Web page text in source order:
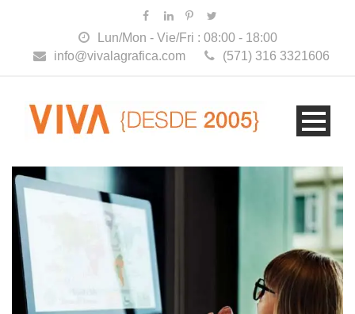
Lun/Mon - Vie/Fri : 08:00 - 18:00
info@vivalagrafica.com
(571) 316 3321606